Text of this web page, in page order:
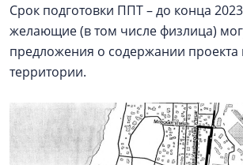
Срок подготовки ППТ – до конца
желающие (в том числе физлица)
предложения о содержании проекта
территории.